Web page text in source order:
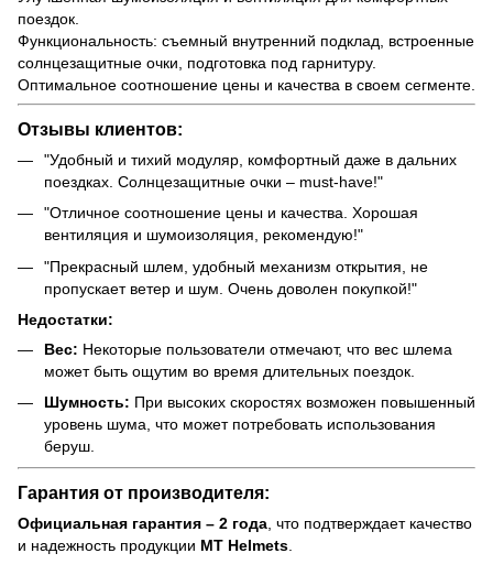
поездок.
Функциональность: съемный внутренний подклад, встроенные
солнцезащитные очки, подготовка под гарнитуру.
Оптимальное соотношение цены и качества в своем сегменте.
Отзывы клиентов:
"Удобный и тихий модуляр, комфортный даже в дальних
поездках. Солнцезащитные очки – must-have!"
"Отличное соотношение цены и качества. Хорошая
вентиляция и шумоизоляция, рекомендую!"
"Прекрасный шлем, удобный механизм открытия, не
пропускает ветер и шум. Очень доволен покупкой!"
Недостатки:
Вес: Некоторые пользователи отмечают, что вес шлема
может быть ощутим во время длительных поездок.
Шумность: При высоких скоростях возможен повышенный
уровень шума, что может потребовать использования
беруш.
Гарантия от производителя:
Официальная гарантия – 2 года , что подтверждает качество
и надежность продукции MT Helmets